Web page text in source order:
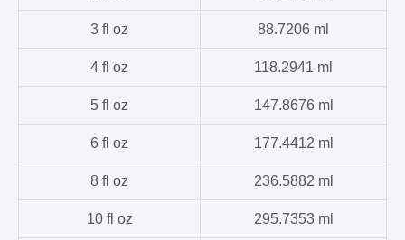
3 fl oz 88.7206 ml
4 fl oz 118.2941 ml
5 fl oz 147.8676 ml
6 fl oz 177.4412 ml
8 fl oz 236.5882 ml
10 fl oz 295.7353 ml